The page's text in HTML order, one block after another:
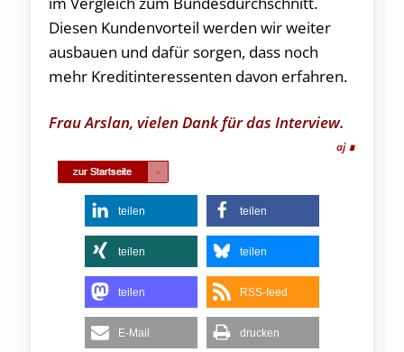
Diesen Kundenvorteil werden wir weiter
ausbauen und dafür sorgen, dass noch
mehr Kreditinteressenten davon erfahren.
Frau Arslan, vielen Dank für das Interview.
aj
teilen teilen
teilen teilen
teilen RSS-feed
E-Mail drucken